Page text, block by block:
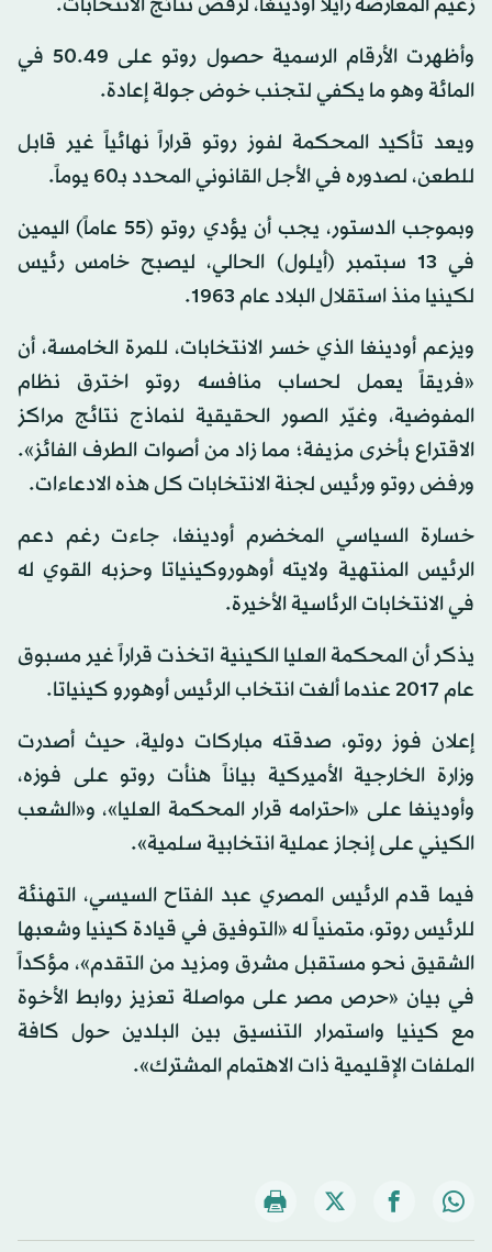
زعيم المعارضة رايلا أودينغا، لرفض نتائج الانتخابات.
وأظهرت الأرقام الرسمية حصول روتو على 50.49 في
المائة وهو ما يكفي لتجنب خوض جولة إعادة.
ويعد تأكيد المحكمة لفوز روتو قراراً نهائياً غير قابل
للطعن، لصدوره في الأجل القانوني المحدد بـ60 يوماً.
وبموجب الدستور، يجب أن يؤدي روتو (55 عاماً) اليمين
في 13 سبتمبر (أيلول) الحالي، ليصبح خامس رئيس
لكينيا منذ استقلال البلاد عام 1963.
ويزعم أودينغا الذي خسر الانتخابات، للمرة الخامسة، أن
«فريقاً يعمل لحساب منافسه روتو اخترق نظام
المفوضية، وغيّر الصور الحقيقية لنماذج نتائج مراكز
الاقتراع بأخرى مزيفة؛ مما زاد من أصوات الطرف الفائز».
ورفض روتو ورئيس لجنة الانتخابات كل هذه الادعاءات.
خسارة السياسي المخضرم أودينغا، جاءت رغم دعم
الرئيس المنتهية ولايته أوهوروكينياتا وحزبه القوي له
في الانتخابات الرئاسية الأخيرة.
يذكر أن المحكمة العليا الكينية اتخذت قراراً غير مسبوق
عام 2017 عندما ألغت انتخاب الرئيس أوهورو كينياتا.
إعلان فوز روتو، صدقته مباركات دولية، حيث أصدرت
وزارة الخارجية الأميركية بياناً هنأت روتو على فوزه،
وأودينغا على «احترامه قرار المحكمة العليا»، و«الشعب
الكيني على إنجاز عملية انتخابية سلمية».
فيما قدم الرئيس المصري عبد الفتاح السيسي، التهنئة
للرئيس روتو، متمنياً له «التوفيق في قيادة كينيا وشعبها
الشقيق نحو مستقبل مشرق ومزيد من التقدم»، مؤكداً
في بيان «حرص مصر على مواصلة تعزيز روابط الأخوة
مع كينيا واستمرار التنسيق بين البلدين حول كافة
الملفات الإقليمية ذات الاهتمام المشترك».